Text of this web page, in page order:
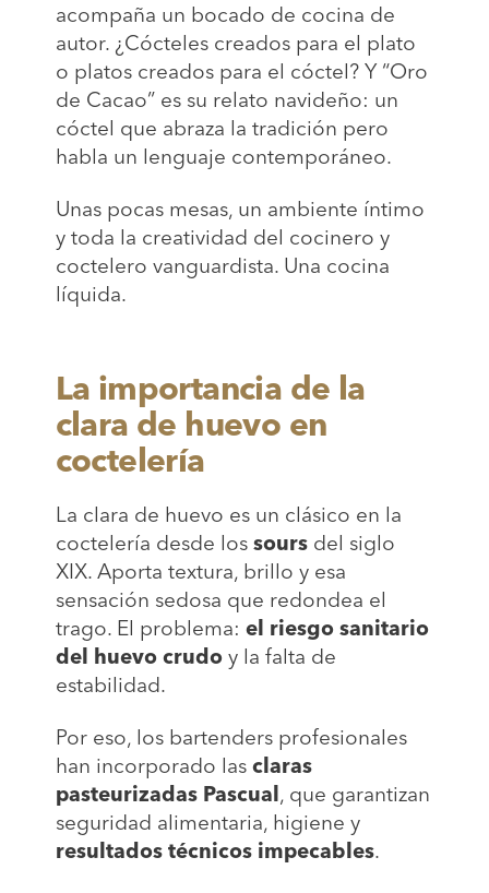
acompaña un bocado de cocina de
autor. ¿Cócteles creados para el plato
o platos creados para el cóctel? Y “Oro
de Cacao” es su relato navideño: un
cóctel que abraza la tradición pero
habla un lenguaje contemporáneo.
Unas pocas mesas, un ambiente íntimo
y toda la creatividad del cocinero y
coctelero vanguardista. Una cocina
líquida.
La importancia de la
clara de huevo en
coctelería
La clara de huevo es un clásico en la
coctelería desde los soursdel siglo
XIX. Aporta textura, brillo y esa
sensación sedosa que redondea el
trago. El problema: el riesgo sanitario
del huevo crudoy la falta de
estabilidad.
Por eso, los bartenders profesionales
han incorporado las claras
pasteurizadas Pascual, que garantizan
seguridad alimentaria, higiene y
resultados técnicos impecables.